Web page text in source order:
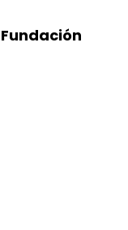
Fundación